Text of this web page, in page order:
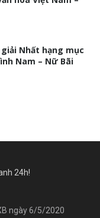
Nhất hạng mục
Nam – Nữ Bãi
ngày 6/5/2020